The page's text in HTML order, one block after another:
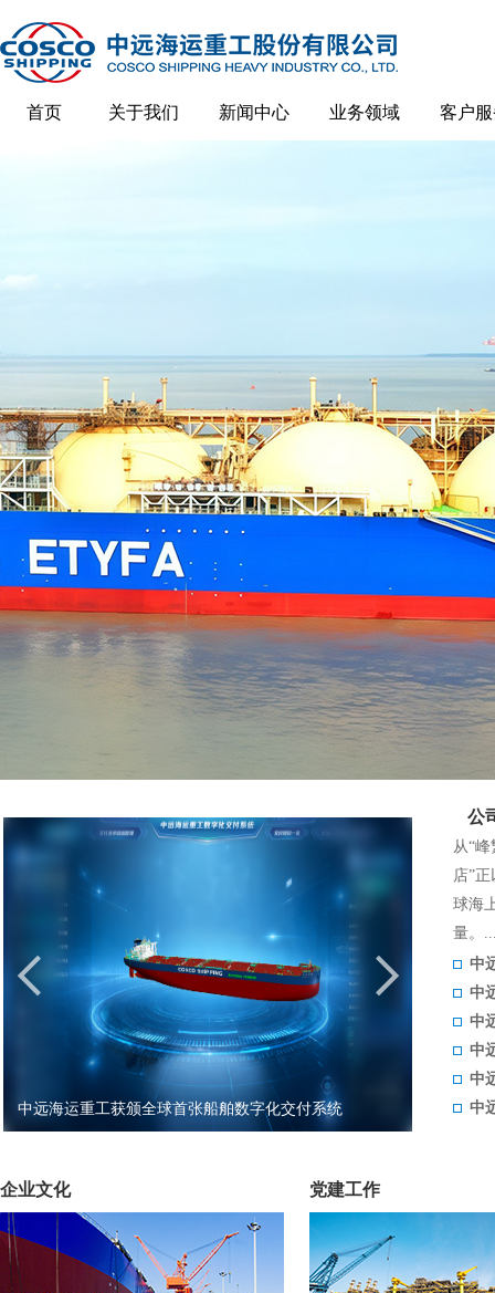
首页 关于我们 新闻中心 业务领域 客户
中远海运重工获颁全球首张船舶数字化交付系统 中远海
公
从“峰
店”
球海
量。
中
中
中
中
中
中
企业文化 党建工作